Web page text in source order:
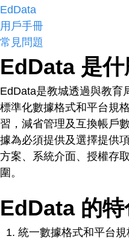
EdData
用戶手冊
常見問題
EdData 是什
EdData是教城透過與教育
標準化數據格式和平台規
習，減省管理及互換帳戶
據為必須提供及選擇提供
方案、系統介面、授權存
圍。
EdData 的特
統一數據格式和平台